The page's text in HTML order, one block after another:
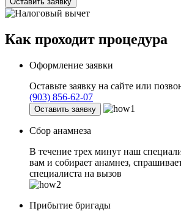
Как проходит процедура
Оформление заявки
Оставьте заявку на сайте или
(903) 856-62-07
Оставить заявку
Сбор анамнеза
В течение трех минут наш
вам и собирает анамнез,
специалиста на вызов
Прибытие бригады